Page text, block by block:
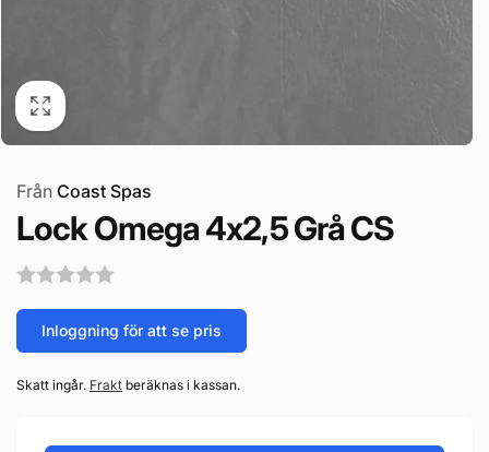
Från Coast Spas
Lock Omega 4x2,5 Grå CS
Inloggning för att se pris
Skatt ingår. Frakt beräknas i kassan.